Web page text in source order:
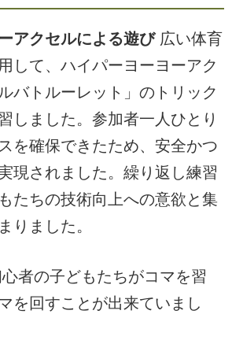
アクセルによる遊び広い体育
して、ハイパーヨーヨーアク
バトルーレット」のトリック
しました。参加者一人ひとり
を確保できたため、安全かつ
現されました。繰り返し練習
たちの技術向上への意欲と集
りました。
者の子どもたちがコマを習
を回すことが出来ていまし